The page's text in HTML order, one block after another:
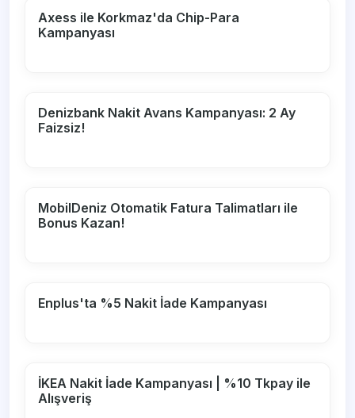
Axess ile Korkmaz'da Chip-Para
Kampanyası
Denizbank Nakit Avans Kampanyası: 2 Ay
Faizsiz!
MobilDeniz Otomatik Fatura Talimatları ile
Bonus Kazan!
Enplus'ta %5 Nakit İade Kampanyası
İKEA Nakit İade Kampanyası | %10 Tkpay ile
Alışveriş